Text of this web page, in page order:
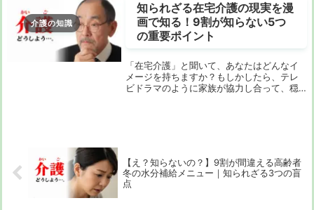
介護の知識
知られざる在宅介護の現実を漫
画で知る！9割が知らない5つ
の重要ポイント
「在宅介護」と聞いて、あなたはどんなイ
メージを持ちますか？もしかしたら、テレ
ビドラマのように家族が協力し合って、穏
【え？知らないの？】9割が間違える高齢者
冬の水分補給メニュー｜知られざる3つの盲
点